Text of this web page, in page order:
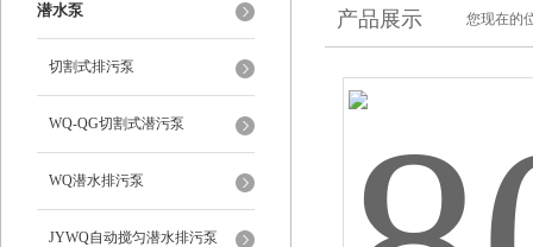
潜水泵
切割式排污泵
WQ-QG切割式潜污泵
WQ潜水排污泵
JYWQ自动搅匀潜水排污泵
产品展示 您现在的